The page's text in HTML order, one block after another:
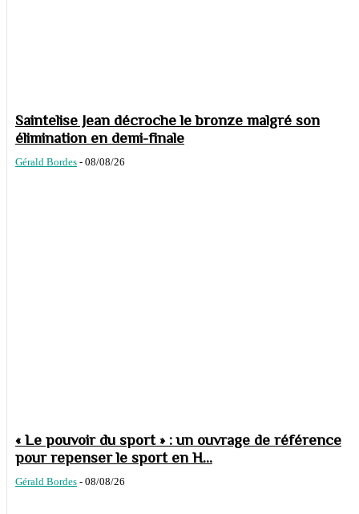
Saintelise Jean décroche le bronze malgré son
élimination en demi-finale
Gérald Bordes - 08/08/26
« Le pouvoir du sport » : un ouvrage de référence
pour repenser le sport en H...
Gérald Bordes - 08/08/26